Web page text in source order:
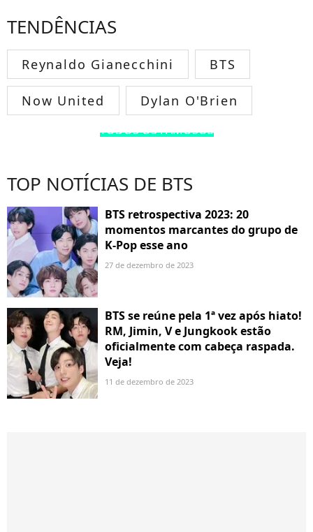
TENDÊNCIAS
Reynaldo Gianecchini BTS
Now United Dylan O'Brien
TODOS OS FAMOSOS
TOP NOTÍCIAS DE BTS
BTS retrospectiva 2023: 20
momentos marcantes do grupo de
K-Pop esse ano
27 de dezembro de 2023
BTS se reúne pela 1ª vez após hiato!
RM, Jimin, V e Jungkook estão
oficialmente com cabeça raspada.
Veja!
11 de dezembro de 2023